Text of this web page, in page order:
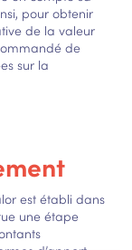
pour obtenir
de la valeur
de
sur la
est établi dans
une étape